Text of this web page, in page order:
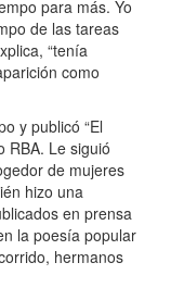
para más. Yo
de las tareas
“tenía
como
y publicó “El
RBA. Le siguió
de mujeres
hizo una
en prensa
la poesía popular
hermanos